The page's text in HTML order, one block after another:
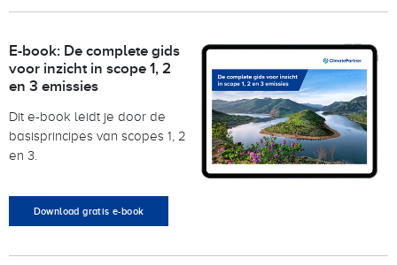
E-book: De complete gids
voor inzicht in scope 1, 2
en 3 emissies
Dit e-book leidt je door de
basisprincipes van scopes 1, 2
en 3.
Download gratis e-book